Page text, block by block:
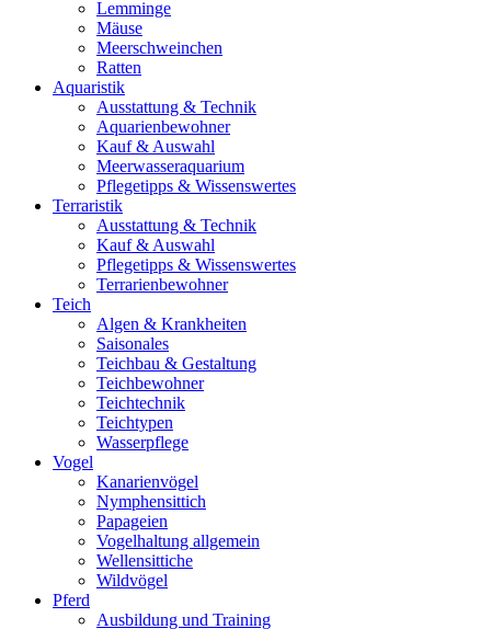
Lemminge
Mäuse
Meerschweinchen
Ratten
Aquaristik
Ausstattung & Technik
Aquarienbewohner
Kauf & Auswahl
Meerwasseraquarium
Pflegetipps & Wissenswertes
Terraristik
Ausstattung & Technik
Kauf & Auswahl
Pflegetipps & Wissenswertes
Terrarienbewohner
Teich
Algen & Krankheiten
Saisonales
Teichbau & Gestaltung
Teichbewohner
Teichtechnik
Teichtypen
Wasserpflege
Vogel
Kanarienvögel
Nymphensittich
Papageien
Vogelhaltung allgemein
Wellensittiche
Wildvögel
Pferd
Ausbildung und Training